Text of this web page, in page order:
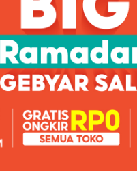
selain
namun bagasi Toyota
2011
kota maupun
kebutuhan